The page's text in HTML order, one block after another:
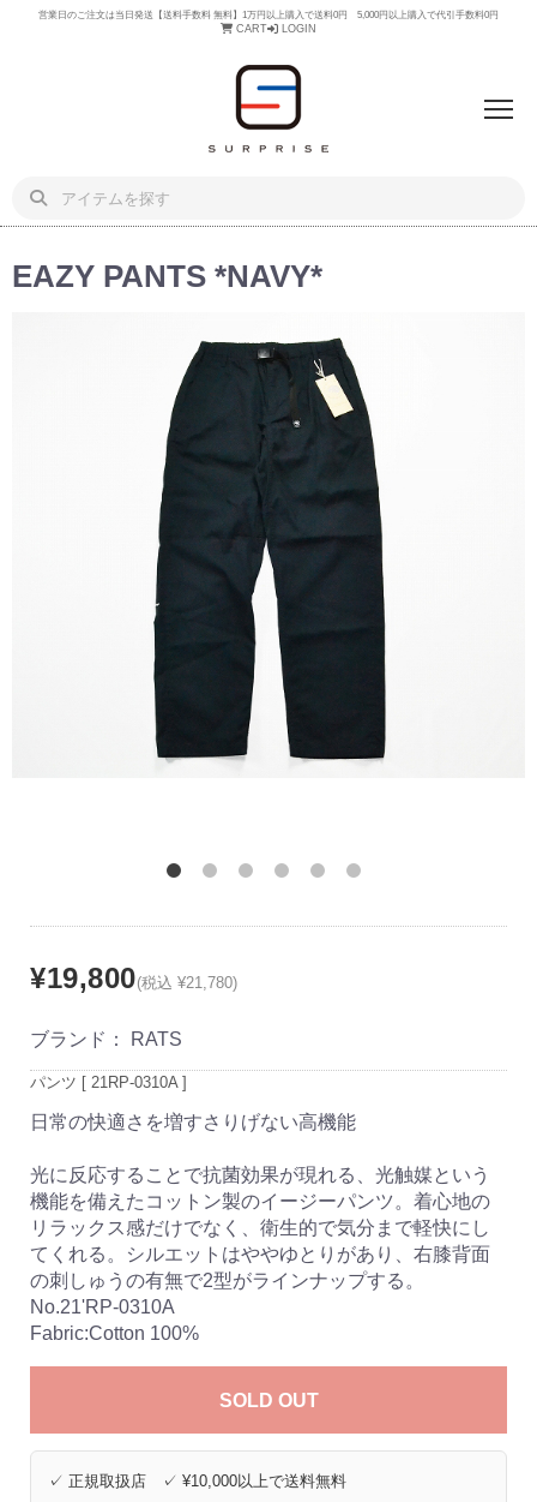
営業日のご注文は当日発送【送料手数料 無料】1万円以上購入で送料0円 5,000円以上購入で代引手数料0円
CART LOGIN
EAZY PANTS *NAVY*
¥19,800(税込 ¥21,780)
ブランド： RATS
パンツ [ 21RP-0310A ]
日常の快適さを増すさりげない高機能
光に反応することで抗菌効果が現れる、光触媒という
機能を備えたコットン製のイージーパンツ。着心地の
リラックス感だけでなく、衛生的で気分まで軽快にし
てくれる。シルエットはややゆとりがあり、右膝背面
の刺しゅうの有無で2型がラインナップする。
No.21'RP-0310A
Fabric:Cotton 100%
SOLD OUT
✓ 正規取扱店 ✓ ¥10,000以上で送料無料